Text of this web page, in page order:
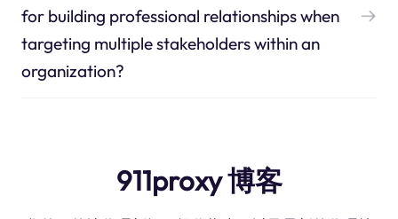
for building professional relationships when
targeting multiple stakeholders within an
organization?
911proxy 博客